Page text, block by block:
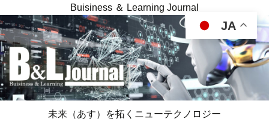
Buisiness ＆ Learning Journal
未来（あす）を拓くニューテクノロジー
JA